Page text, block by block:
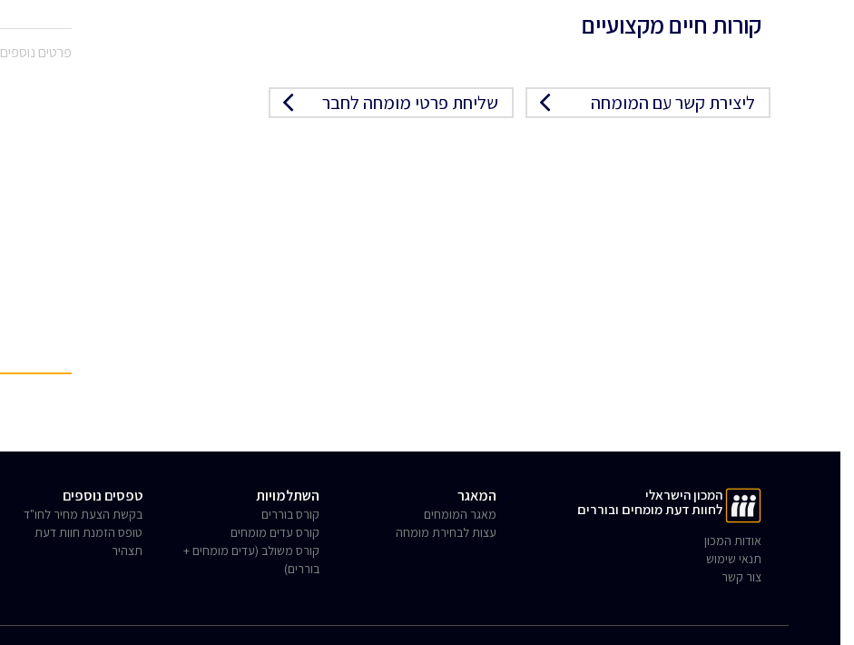
קורות חיים מקצועיים
ליצירת קשר עם המומחה שליחת פרטי מומחה לחבר
פרטים נוספים
המכון הישראלי
לחוות דעת מומחים ובוררים
אודות המכון
תנאי שימוש
צור קשר
המאגר
מאגר המומחים
עצות לבחירת מומחה
השתלמויות
קורס בוררים
קורס עדים מומחים
קורס משולב (עדים מומחים +
בוררים)
טפסים נוספים
בקשת הצעת מחיר לחו"ד
טופס הזמנת חוות דעת
תצהיר